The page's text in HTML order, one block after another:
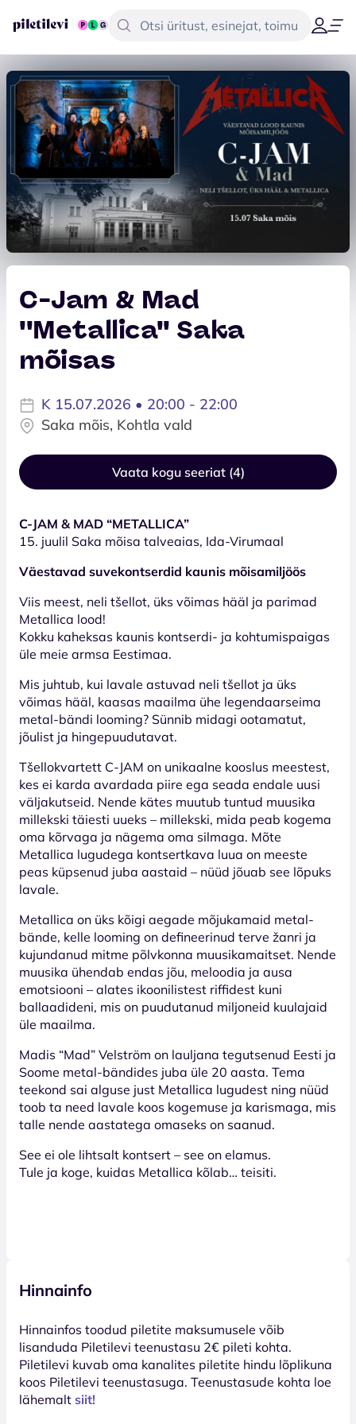
C-Jam & Mad
''Metallica'' Saka
mõisas
K 15.07.2026 • 20:00 - 22:00
Saka mõis, Kohtla vald
Vaata kogu seeriat (4)
C-JAM & MAD “METALLICA”
15. juulil Saka mõisa talveaias, Ida-Virumaal
Väestavad suvekontserdid kaunis mõisamiljöös
Viis meest, neli tšellot, üks võimas hääl ja parimad
Metallica lood!
Kokku kaheksas kaunis kontserdi- ja kohtumispaigas
üle meie armsa Eestimaa.
Mis juhtub, kui lavale astuvad neli tšellot ja üks
võimas hääl, kaasas maailma ühe legendaarseima
metal-bändi looming? Sünnib midagi ootamatut,
jõulist ja hingepuudutavat.
Tšellokvartett C-JAM on unikaalne kooslus meestest,
kes ei karda avardada piire ega seada endale uusi
väljakutseid. Nende kätes muutub tuntud muusika
millekski täiesti uueks – millekski, mida peab kogema
oma kõrvaga ja nägema oma silmaga. Mõte
Metallica lugudega kontsertkava luua on meeste
peas küpsenud juba aastaid – nüüd jõuab see lõpuks
lavale.
Metallica on üks kõigi aegade mõjukamaid metal-
bände, kelle looming on defineerinud terve žanri ja
kujundanud mitme põlvkonna muusikamaitset. Nende
muusika ühendab endas jõu, meloodia ja ausa
emotsiooni – alates ikoonilistest riffidest kuni
ballaadideni, mis on puudutanud miljoneid kuulajaid
üle maailma.
Madis “Mad” Velström on lauljana tegutsenud Eesti ja
Soome metal-bändides juba üle 20 aasta. Tema
teekond sai alguse just Metallica lugudest ning nüüd
toob ta need lavale koos kogemuse ja karismaga, mis
talle nende aastatega omaseks on saanud.
See ei ole lihtsalt kontsert – see on elamus.
Tule ja koge, kuidas Metallica kõlab… teisiti.
Hinnainfo
Hinnainfos toodud piletite maksumusele võib
lisanduda Piletilevi teenustasu 2€ pileti kohta.
Piletilevi kuvab oma kanalites piletite hindu lõplikuna
koos Piletilevi teenustasuga. Teenustasude kohta loe
lähemalt siit!